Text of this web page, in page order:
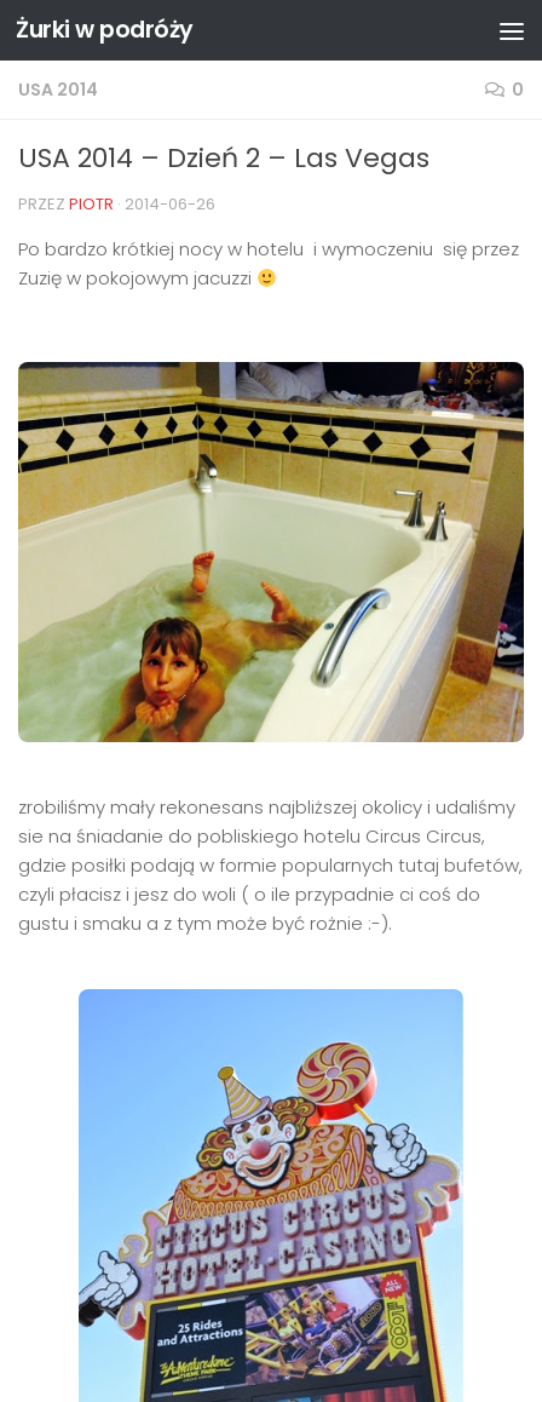
Przejdź do treści
Żurki w podróży
USA 2014 0
USA 2014 – Dzień 2 – Las Vegas
PRZEZ PIOTR · 2014-06-26
Po bardzo krótkiej nocy w hotelu i wymoczeniu się przez
Zuzię w pokojowym jacuzzi
zrobiliśmy mały rekonesans najbliższej okolicy i udaliśmy
sie na śniadanie do pobliskiego hotelu Circus Circus,
gdzie posiłki podają w formie popularnych tutaj bufetów,
czyli płacisz i jesz do woli ( o ile przypadnie ci coś do
gustu i smaku a z tym może być rożnie :-).